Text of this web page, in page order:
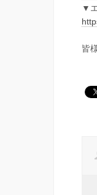
▼
皆